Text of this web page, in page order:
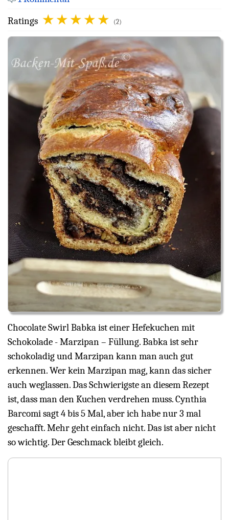
Ratings
(2)
Chocolate Swirl Babka ist einer Hefekuchen mit
Schokolade - Marzipan – Füllung. Babka ist sehr
schokoladig und Marzipan kann man auch gut
erkennen. Wer kein Marzipan mag, kann das sicher
auch weglassen. Das Schwierigste an diesem Rezept
ist, dass man den Kuchen verdrehen muss. Cynthia
Barcomi sagt 4 bis 5 Mal, aber ich habe nur 3 mal
geschafft. Mehr geht einfach nicht. Das ist aber nicht
so wichtig. Der Geschmack bleibt gleich.